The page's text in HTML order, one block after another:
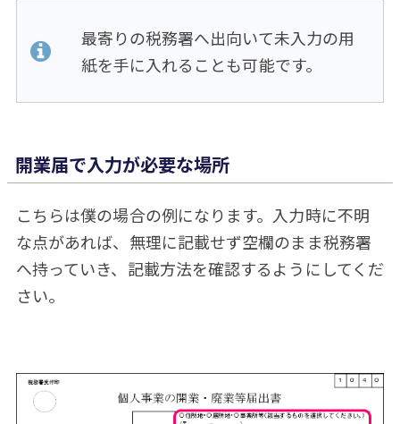
最寄りの税務署へ出向いて未入力の用
紙を手に入れることも可能です。
開業届で入力が必要な場所
こちらは僕の場合の例になります。入力時に不明
な点があれば、無理に記載せず空欄のまま税務署
へ持っていき、記載方法を確認するようにしてくだ
さい。